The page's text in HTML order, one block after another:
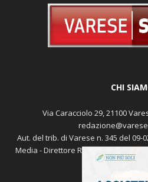
CHI SIAMO
Via Caracciolo 29, 21100
Aut. del trib. di Varese n. 345 del
Media - Direttore Responsabile: